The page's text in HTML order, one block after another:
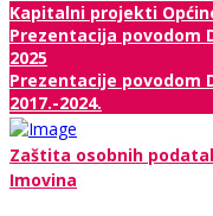
Kapitalni projekti
Prezentacija povodom
2025
Prezentacije povodom
2017.-2024.
Zaštita osobnih
Imovina